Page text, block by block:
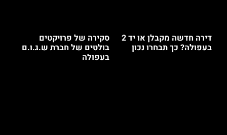
דירה חדשה מקבלן או יד 2
בעפולה? כך תבחרו נכון
סקירה של פרויקטים
בולטים של חברת ש.ג.ו.ם
בעפולה